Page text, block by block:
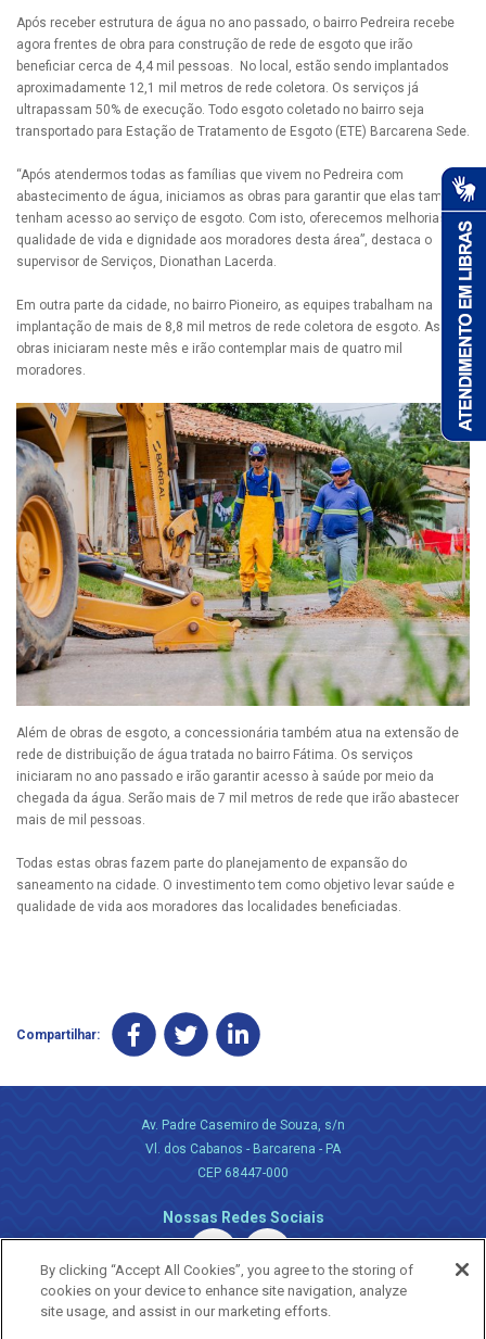
Após receber estrutura de água no ano passado, o bairro Pedreira recebe
agora frentes de obra para construção de rede de esgoto que irão
beneficiar cerca de 4,4 mil pessoas. No local, estão sendo implantados
aproximadamente 12,1 mil metros de rede coletora. Os serviços já
ultrapassam 50% de execução. Todo esgoto coletado no bairro seja
transportado para Estação de Tratamento de Esgoto (ETE) Barcarena Sede.
“Após atendermos todas as famílias que vivem no Pedreira com
abastecimento de água, iniciamos as obras para garantir que elas também
tenham acesso ao serviço de esgoto. Com isto, oferecemos melhorias na
qualidade de vida e dignidade aos moradores desta área”, destaca o
supervisor de Serviços, Dionathan Lacerda.
Em outra parte da cidade, no bairro Pioneiro, as equipes trabalham na
implantação de mais de 8,8 mil metros de rede coletora de esgoto. As
obras iniciaram neste mês e irão contemplar mais de quatro mil
moradores.
Além de obras de esgoto, a concessionária também atua na extensão de
rede de distribuição de água tratada no bairro Fátima. Os serviços
iniciaram no ano passado e irão garantir acesso à saúde por meio da
chegada da água. Serão mais de 7 mil metros de rede que irão abastecer
mais de mil pessoas.
Todas estas obras fazem parte do planejamento de expansão do
saneamento na cidade. O investimento tem como objetivo levar saúde e
qualidade de vida aos moradores das localidades beneficiadas.
Compartilhar:
Av. Padre Casemiro de Souza, s/n
Vl. dos Cabanos - Barcarena - PA
CEP 68447-000
Nossas Redes Sociais
By clicking “Accept All Cookies”, you agree to the storing of
cookies on your device to enhance site navigation, analyze
site usage, and assist in our marketing efforts.